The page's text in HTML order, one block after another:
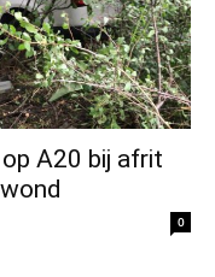
A20 bij afrit
0